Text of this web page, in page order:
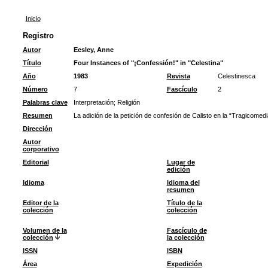
Inicio
Registro
Autor
Eesley, Anne
Título
Four Instances of "¡Confessión!" in "Celestina"
Año
1983 Revista
Celestinesca
Número
7 Fascículo
2
Palabras clave
Interpretación; Religión
Resumen
La adición de la petición de confesión de Calisto en la
Dirección
Autor
corporativo
Editorial
Lugar de
edición
Idioma
Idioma del
resumen
Editor de la
colección
Título de la
colección
Volumen de la
colección
Fascículo de
la colección
ISSN
ISBN
Área
Expedición